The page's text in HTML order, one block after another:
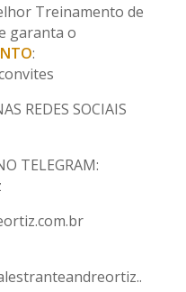
Treinamento de
garanta o
:
REDES SOCIAIS
TELEGRAM: